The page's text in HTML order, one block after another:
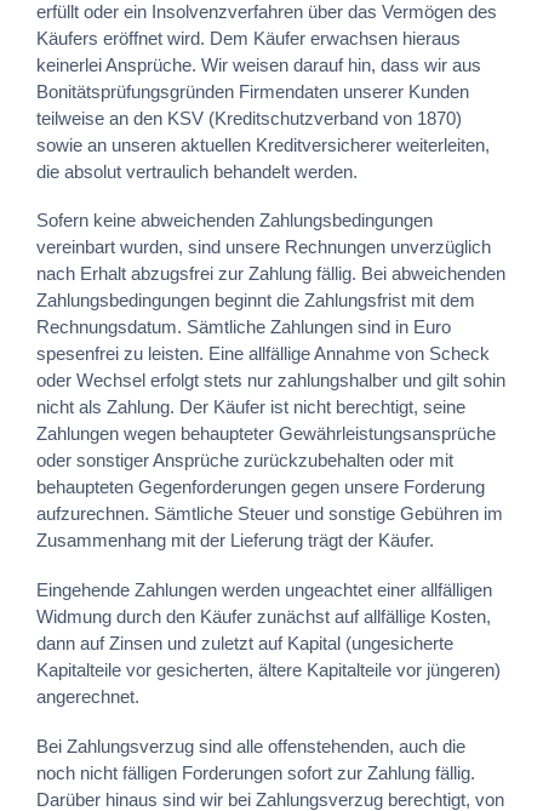
erfüllt oder ein Insolvenzverfahren über das Vermögen des
Käufers eröffnet wird. Dem Käufer erwachsen hieraus
keinerlei Ansprüche. Wir weisen darauf hin, dass wir aus
Bonitätsprüfungsgründen Firmendaten unserer Kunden
teilweise an den KSV (Kreditschutzverband von 1870)
sowie an unseren aktuellen Kreditversicherer weiterleiten,
die absolut vertraulich behandelt werden.
Sofern keine abweichenden Zahlungsbedingungen
vereinbart wurden, sind unsere Rechnungen unverzüglich
nach Erhalt abzugsfrei zur Zahlung fällig. Bei abweichenden
Zahlungsbedingungen beginnt die Zahlungsfrist mit dem
Rechnungsdatum. Sämtliche Zahlungen sind in Euro
spesenfrei zu leisten. Eine allfällige Annahme von Scheck
oder Wechsel erfolgt stets nur zahlungshalber und gilt sohin
nicht als Zahlung. Der Käufer ist nicht berechtigt, seine
Zahlungen wegen behaupteter Gewährleistungsansprüche
oder sonstiger Ansprüche zurückzubehalten oder mit
behaupteten Gegenforderungen gegen unsere Forderung
aufzurechnen. Sämtliche Steuer und sonstige Gebühren im
Zusammenhang mit der Lieferung trägt der Käufer.
Eingehende Zahlungen werden ungeachtet einer allfälligen
Widmung durch den Käufer zunächst auf allfällige Kosten,
dann auf Zinsen und zuletzt auf Kapital (ungesicherte
Kapitalteile vor gesicherten, ältere Kapitalteile vor jüngeren)
angerechnet.
Bei Zahlungsverzug sind alle offenstehenden, auch die
noch nicht fälligen Forderungen sofort zur Zahlung fällig.
Darüber hinaus sind wir bei Zahlungsverzug berechtigt, von